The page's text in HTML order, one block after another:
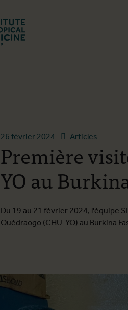
26 février 2024 Articles
Première
YO au
Du 19 au 21 février 2024, l'équipe
Ouédraogo (CHU-YO) au Burkina